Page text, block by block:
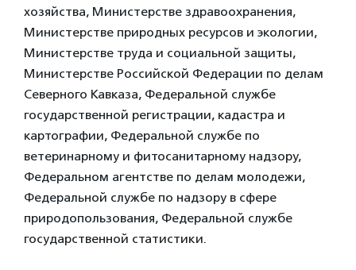
хозяйства, Министерстве здравоохранения,
Министерстве природных ресурсов и экологии,
Министерстве труда и социальной защиты,
Министерстве Российской Федерации по делам
Северного Кавказа, Федеральной службе
государственной регистрации, кадастра и
картографии, Федеральной службе по
ветеринарному и фитосанитарному надзору,
Федеральном агентстве по делам молодежи,
Федеральной службе по надзору в сфере
природопользования, Федеральной службе
государственной статистики.